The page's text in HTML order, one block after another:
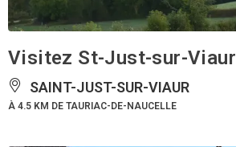
Visitez St-Just-sur-Viaur
SAINT-JUST-SUR-VIAUR
À 4.5 KM DE TAURIAC-DE-NAUCELLE